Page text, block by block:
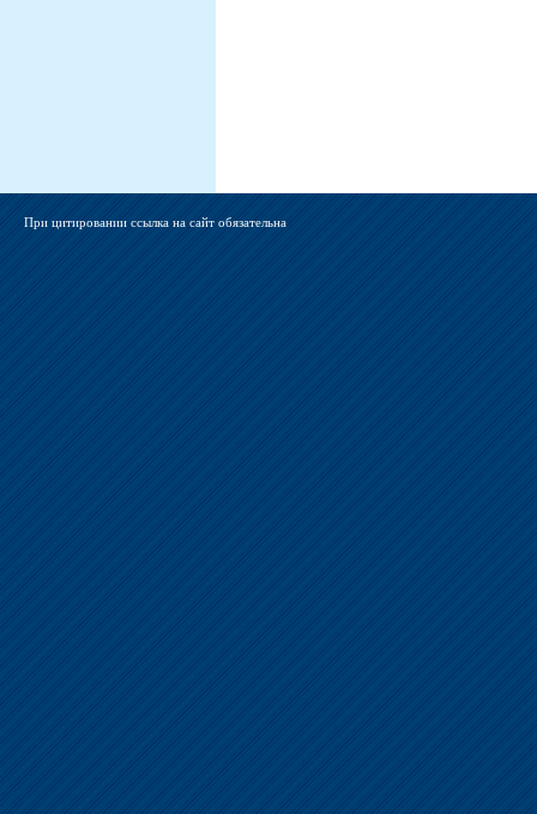
При цитировании ссылка на сайт обязательна